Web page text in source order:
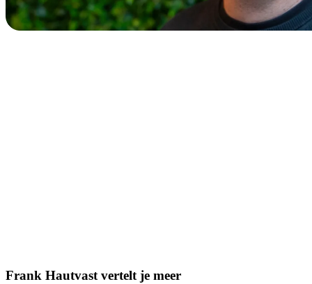
Frank Hautvast vertelt je meer